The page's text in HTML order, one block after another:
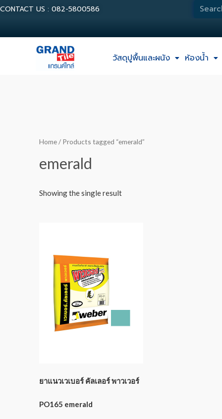
CONTACT US : 082-5800586
วัสดุปูพื้นและผนัง ห้องน้ำ
Home/ Products tagged “emerald”
emerald
Showing the single result
ยาแนวเวเบอร์ คัลเลอร์ พาวเวอร์
PO165 emerald